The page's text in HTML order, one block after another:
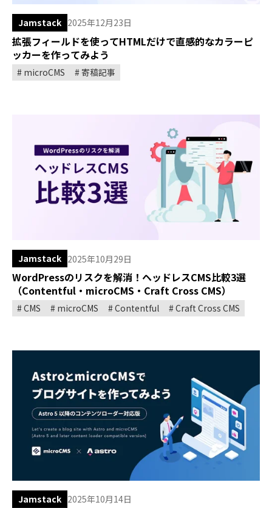
Jamstack 2025年12月23日
拡張フィールドを使ってHTMLだけで直感的なカラーピ
ッカーを作ってみよう
microCMS 寄稿記事
Jamstack 2025年10月29日
WordPressのリスクを解消！ヘッドレスCMS比較3選
（Contentful・microCMS・Craft Cross CMS）
CMS microCMS Contentful Craft Cross CMS
Jamstack 2025年10月14日